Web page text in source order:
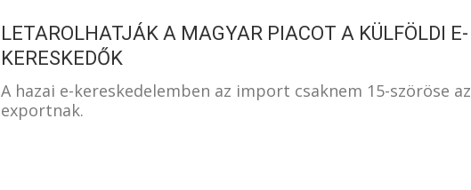
LETAROLHATJÁK A MAGYAR PIACOT A KÜLFÖLDI E-
KERESKEDŐK
A hazai e-kereskedelemben az import csaknem 15-szöröse az
exportnak.